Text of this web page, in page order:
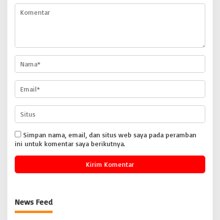
Simpan nama, email, dan situs web saya pada peramban
ini untuk komentar saya berikutnya.
News Feed